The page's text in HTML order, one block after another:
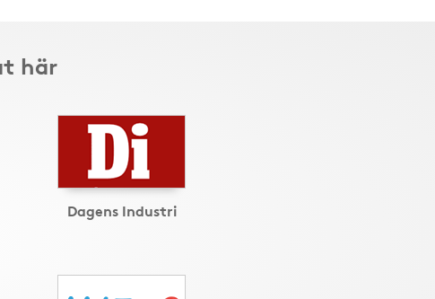
här
Dagens Industri